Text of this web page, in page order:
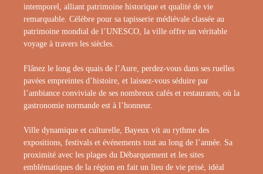
intemporel, alliant patrimoine historique et qualité de vie
remarquable. Célèbre pour sa tapisserie médiévale classée au
patrimoine mondial de l’UNESCO, la ville offre un véritable
voyage à travers les siècles.
Flânez le long des quais de l’Aure, perdez-vous dans ses ruelles
pavées empreintes d’histoire, et laissez-vous séduire par
l’ambiance conviviale de ses nombreux cafés et restaurants, où la
gastronomie normande est à l’honneur.
Ville dynamique et culturelle, Bayeux vit au rythme des
expositions, festivals et événements tout au long de l’année. Sa
proximité avec les plages du Débarquement et les sites
emblématiques de la région en fait un lieu de vie prisé, idéal